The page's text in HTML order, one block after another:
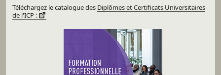
Téléchargez le catalogue des Diplômes et Certificats Universitaires
de l'ICP :